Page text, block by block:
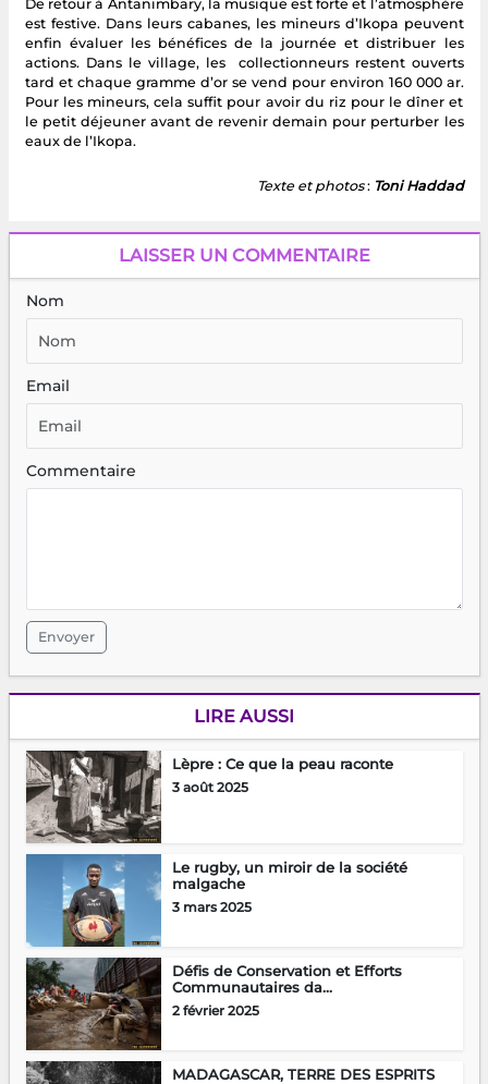
De retour à Antanimbary, la musique est forte et l’atmosphère
est festive. Dans leurs cabanes, les mineurs d’Ikopa peuvent
enfin évaluer les bénéfices de la journée et distribuer les
actions. Dans le village, les collectionneurs restent ouverts
tard et chaque gramme d’or se vend pour environ 160 000 ar.
Pour les mineurs, cela suffit pour avoir du riz pour le dîner et
le petit déjeuner avant de revenir demain pour perturber les
eaux de l’Ikopa.
Texte et photos: Toni Haddad
LAISSER UN COMMENTAIRE
Nom
Email
Commentaire
Envoyer
LIRE AUSSI
Lèpre : Ce que la peau raconte
3 août 2025
Le rugby, un miroir de la société
malgache
3 mars 2025
Défis de Conservation et Efforts
Communautaires da...
2 février 2025
MADAGASCAR, TERRE DES ESPRITS